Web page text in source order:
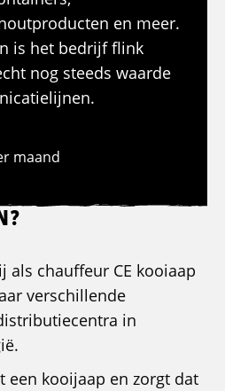
en meer.
is het bedrijf flink
nog steeds waarde
maand
als chauffeur CE kooiaap
verschillende
in
een kooijaap en zorgt dat